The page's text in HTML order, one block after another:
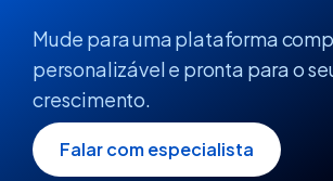
Mude para uma plataforma
personalizável e pronta para o
crescimento.
Falar com especialista